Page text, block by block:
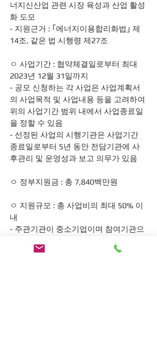
너지신산업 관련 시장 육성과 산업 활성
화 도모
- 지원근거 : ｢에너지이용합리화법｣ 제
14조, 같은 법 시행령 제27조
ㅇ 사업기간 : 협약체결일로부터 최대
2023년 12월 31일까지
- 공모 신청하는 각 사업은 사업계획서
의 사업목적 및 사업내용 등을 고려하여
위의 사업기간 범위 내에서 사업종료일
을 정할 수 있음
- 선정된 사업의 시행기관은 사업기간
종료일로부터 5년 동안 전담기관에 사
후관리 및 운영성과 보고 의무가 있음
ㅇ 정부지원금 : 총 7,840백만원
ㅇ 지원규모 : 총 사업비의 최대 50% 이
내
- 주관기관이 중소기업이며 참여기관으
형)이 참여하지 않는 경우 : 총 사업비의